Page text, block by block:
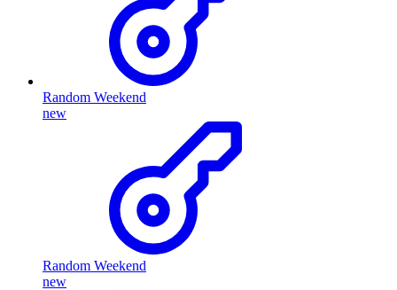
Random Weekend
new
Random Weekend
new